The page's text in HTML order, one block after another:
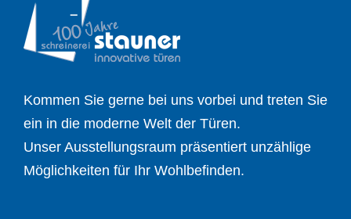
Kommen Sie gerne bei uns vorbei und treten Sie
ein in die moderne Welt der Türen.
Unser Ausstellungsraum präsentiert unzählige
Möglichkeiten für Ihr Wohlbefinden.